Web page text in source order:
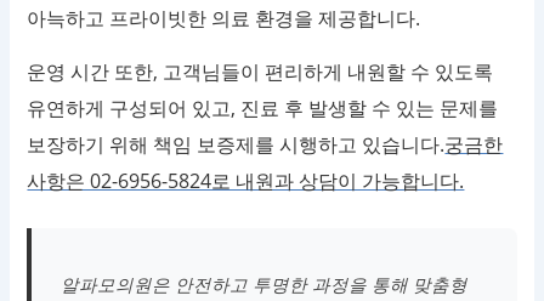
아늑하고 프라이빗한 의료 환경을 제공합니다.
운영 시간 또한, 고객님들이 편리하게 내원할 수 있도록
유연하게 구성되어 있고, 진료 후 발생할 수 있는 문제를
보장하기 위해 책임 보증제를 시행하고 있습니다.궁금한
사항은 02-6956-5824로 내원과 상담이 가능합니다.
알파모의원은 안전하고 투명한 과정을 통해 맞춤형